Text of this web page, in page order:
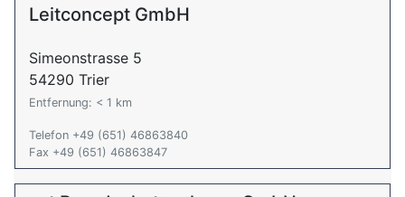
Leitconcept GmbH
Simeonstrasse 5
54290 Trier
Entfernung: < 1 km
Telefon +49 (651) 46863840
Fax +49 (651) 46863847